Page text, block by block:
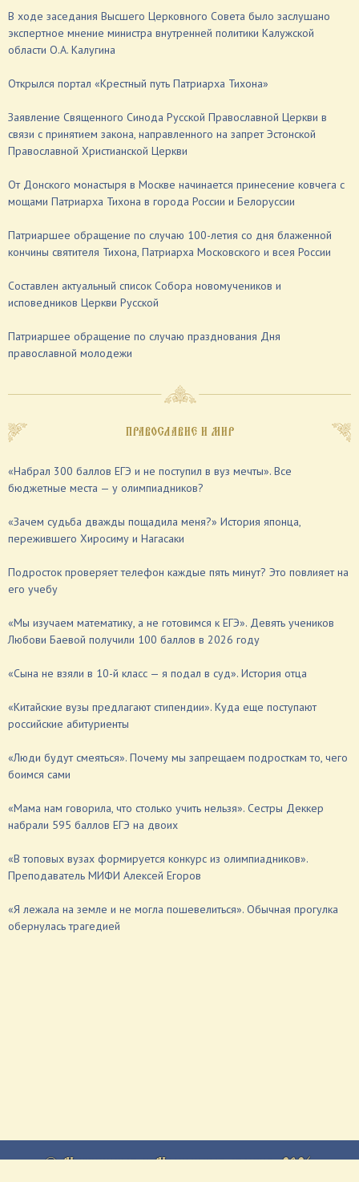
В ходе заседания Высшего Церковного Совета было заслушано
экспертное мнение министра внутренней политики Калужской
области О.А. Калугина
Открылся портал «Крестный путь Патриарха Тихона»
Заявление Священного Синода Русской Православной Церкви в
связи с принятием закона, направленного на запрет Эстонской
Православной Христианской Церкви
От Донского монастыря в Москве начинается принесение ковчега с
мощами Патриарха Тихона в города России и Белоруссии
Патриаршее обращение по случаю 100-летия со дня блаженной
кончины святителя Тихона, Патриарха Московского и всея России
Составлен актуальный список Собора новомучеников и
исповедников Церкви Русской
Патриаршее обращение по случаю празднования Дня
православной молодежи
ПРАВОСЛАВИЕ И МИР
«Набрал 300 баллов ЕГЭ и не поступил в вуз мечты». Все
бюджетные места — у олимпиадников?
«Зачем судьба дважды пощадила меня?» История японца,
пережившего Хиросиму и Нагасаки
Подросток проверяет телефон каждые пять минут? Это повлияет на
его учебу
«Мы изучаем математику, а не готовимся к ЕГЭ». Девять учеников
Любови Баевой получили 100 баллов в 2026 году
«Сына не взяли в 10-й класс — я подал в суд». История отца
«Китайские вузы предлагают стипендии». Куда еще поступают
российские абитуриенты
«Люди будут смеяться». Почему мы запрещаем подросткам то, чего
боимся сами
«Мама нам говорила, что столько учить нельзя». Сестры Деккер
набрали 595 баллов ЕГЭ на двоих
«В топовых вузах формируется конкурс из олимпиадников».
Преподаватель МИФИ Алексей Егоров
«Я лежала на земле и не могла пошевелиться». Обычная прогулка
обернулась трагедией
© Мичуринская и Моршанская епархия, 2026.